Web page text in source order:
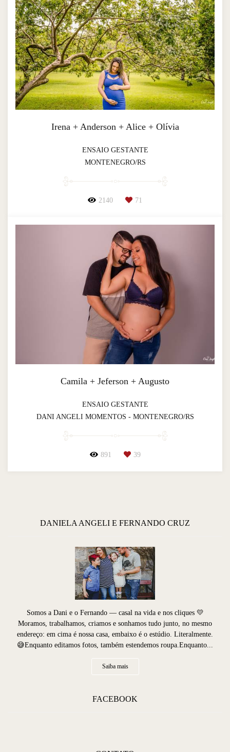
Irena + Anderson + Alice + Olívia
ENSAIO GESTANTE
MONTENEGRO/RS
2140 71
Camila + Jeferson + Augusto
ENSAIO GESTANTE
DANI ANGELI MOMENTOS - MONTENEGRO/RS
891 39
DANIELA ANGELI E FERNANDO CRUZ
Somos a Dani e o Fernando — casal na vida e nos cliques 💛
Moramos, trabalhamos, criamos e sonhamos tudo junto, no mesmo
endereço: em cima é nossa casa, embaixo é o estúdio. Literalmente.
😅Enquanto editamos fotos, também estendemos roupa.Enquanto...
Saiba mais
FACEBOOK